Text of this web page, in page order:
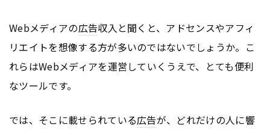
Webメディアの広告収入と聞くと、アドセンスやアフィ
リエイトを想像する方が多いのではないでしょうか。こ
れらはWebメディアを運営していくうえで、とても便利
なツールです。
では、そこに載せられている広告が、どれだけの人に響